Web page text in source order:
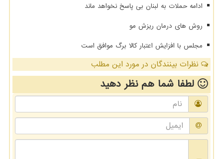
ادامه حملات به لبنان بی پاسخ نخواهد ماند
روش های درمان ریزش مو
مجلس با افزایش اعتبار کالا برگ موافق است
نظرات بینندگان در مورد این مطلب
لطفا شما همنظر دهید